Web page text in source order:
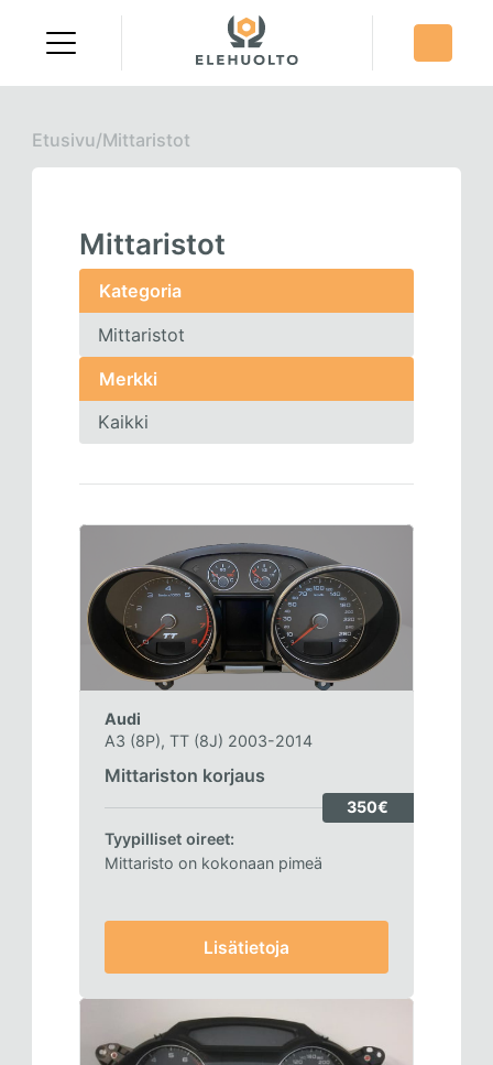
content
Etusivu/Mittaristot
Mittaristot
Kategoria
Merkki
Audi
A3 (8P), TT (8J) 2003-2014
Mittariston korjaus
350€
Tyypilliset oireet:
Mittaristo on kokonaan pimeä
Lisätietoja